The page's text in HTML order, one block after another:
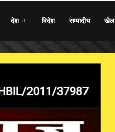
देश विदेश सम्पादीय खेल